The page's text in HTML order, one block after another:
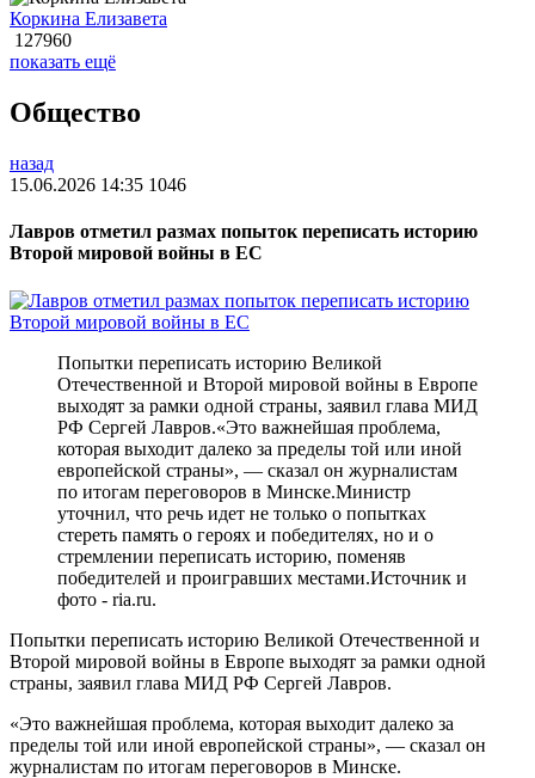
Коркина Елизавета
127960
показать ещё
Общество
назад
15.06.2026 14:35 1046
Лавров отметил размах попыток переписать историю
Второй мировой войны в ЕС
Попытки переписать историю Великой
Отечественной и Второй мировой войны в Европе
выходят за рамки одной страны, заявил глава МИД
РФ Сергей Лавров.«Это важнейшая проблема,
которая выходит далеко за пределы той или иной
европейской страны», — сказал он журналистам
по итогам переговоров в Минске.Министр
уточнил, что речь идет не только о попытках
стереть память о героях и победителях, но и о
стремлении переписать историю, поменяв
победителей и проигравших местами.Источник и
фото - ria.ru.
Попытки переписать историю Великой Отечественной и
Второй мировой войны в Европе выходят за рамки одной
страны, заявил глава МИД РФ Сергей Лавров.
«Это важнейшая проблема, которая выходит далеко за
пределы той или иной европейской страны», — сказал он
журналистам по итогам переговоров в Минске.